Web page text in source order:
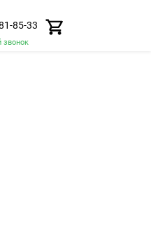
85-33
звонок